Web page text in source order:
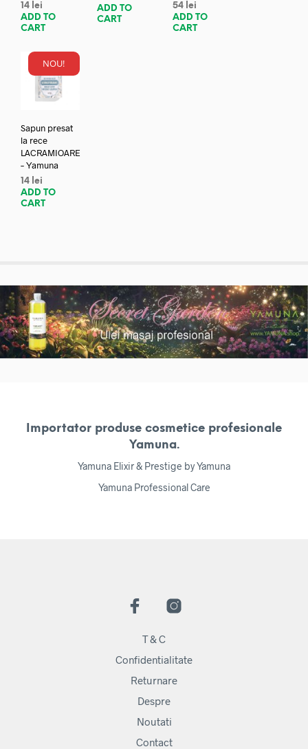
14 lei
ADD TO
CART
ADD TO
CART
54 lei
ADD TO
CART
NOU!
Sapun presat
la rece
LACRAMIOARE
– Yamuna
14 lei
ADD TO
CART
Importator produse cosmetice profesionale
Yamuna.
Yamuna Elixir & Prestige by Yamuna
Yamuna Professional Care
T & C
Confidentialitate
Returnare
Despre
Noutati
Contact